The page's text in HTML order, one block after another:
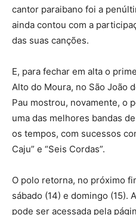
cantor paraibano foi a
ainda contou com a
das suas canções.
E, para fechar em alta o
Alto do Moura, no São João
Pau mostrou, novamente, o
uma das melhores bandas
os tempos, com sucessos
Caju” e “Seis Cordas”.
O polo retorna, no próximo
sábado (14) e domingo (15).
pode ser acessada pela